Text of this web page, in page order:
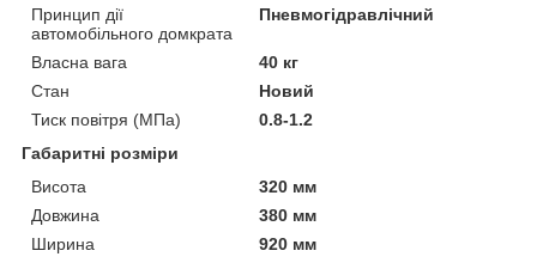
Принцип дії
автомобільного домкрата
Пневмогідравлічний
Власна вага
40 кг
Стан
Новий
Тиск повітря (МПа)
0.8-1.2
Габаритні розміри
Висота
320 мм
Довжина
380 мм
Ширина
920 мм